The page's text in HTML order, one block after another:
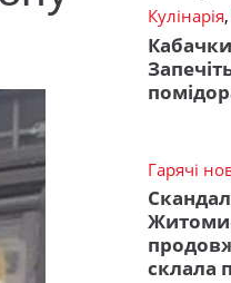
Кулінарія,
Гарячі
Скандал
склала